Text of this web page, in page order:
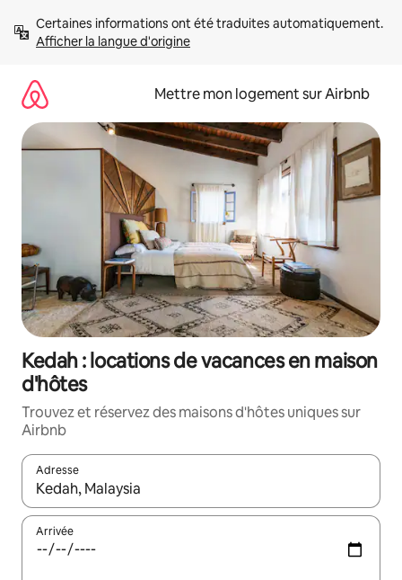
directement
Afficher la langue d'origine
Mettre mon logement sur Airbnb
Kedah : locations de vacances en maison
d'hôtes
Trouvez et réservez des maisons d'hôtes uniques sur
Airbnb
Adresse
Lorsque les résultats s'affichent, utilisez les flèches vers le
Arrivée